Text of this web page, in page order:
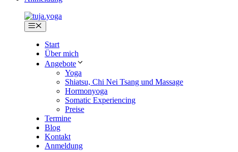
Menü
Start
Über mich
Angebote
Yoga
Shiatsu, Chi Nei Tsang und Massage
Hormonyoga
Somatic Experiencing
Preise
Termine
Blog
Kontakt
Anmeldung